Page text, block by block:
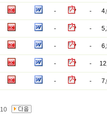
- -
- -
- -
- -
- -
10